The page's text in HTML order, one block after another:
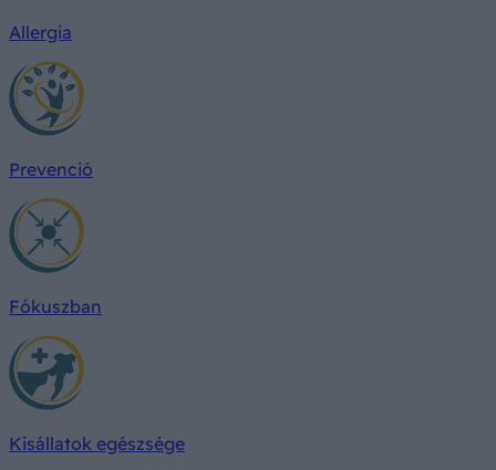
Allergia
Prevenció
Fókuszban
Kisállatok egészsége